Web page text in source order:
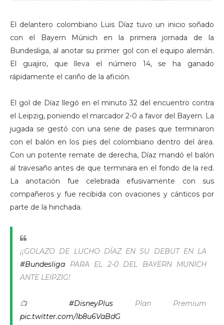
El delantero colombiano Luis Díaz tuvo un inicio soñado
con el Bayern Múnich en la primera jornada de la
Bundesliga, al anotar su primer gol con el equipo alemán.
El guajiro, que lleva el número 14, se ha ganado
rápidamente el cariño de la afición.
El gol de Díaz llegó en el minuto 32 del encuentro contra
el Leipzig, poniendo el marcador 2-0 a favor del Bayern. La
jugada se gestó con una serie de pases que terminaron
con el balón en los pies del colombiano dentro del área.
Con un potente remate de derecha, Díaz mandó el balón
al travesaño antes de que terminara en el fondo de la red.
La anotación fue celebrada efusivamente con sus
compañeros y fue recibida con ovaciones y cánticos por
parte de la hinchada.
¡¡GOLAZO DE LUCHO DÍAZ EN SU DEBUT EN LA
#Bundesliga PARA EL 2-0 DEL BAYERN MUNICH
ANTE LEIPZIG!
📺 #DisneyPlus Plan Premium
pic.twitter.com/Ib8u6VaBdG